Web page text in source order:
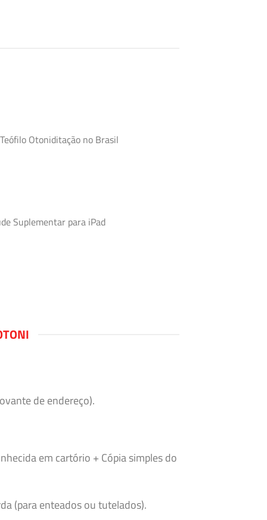
Otoniditação no Brasil
Suplementar para iPad
de endereço).
em cartório + Cópia simples do
(para enteados ou tutelados).